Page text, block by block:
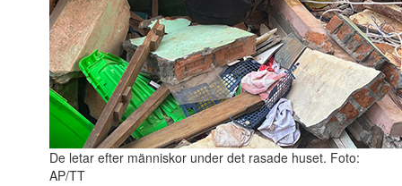
De letar efter människor under det rasade huset. Foto:
AP/TT